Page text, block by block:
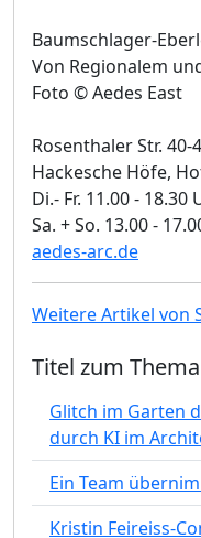
Baumschlager-
Von Regionalem
Foto © Aedes East
Rosenthaler Str. 40-
Hackesche Höfe,
Di.- Fr. 11.00 - 18.30
Sa. + So. 13.00 -
aedes-arc.de
Weitere Artikel von
Titel zum
Glitch im Garten
durch KI im
Ein Team
Kristin Feireiss-